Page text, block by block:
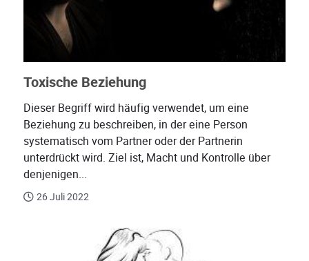
Toxische Beziehung
Dieser Begriff wird häufig verwendet, um eine
Beziehung zu beschreiben, in der eine Person
systematisch vom Partner oder der Partnerin
unterdrückt wird. Ziel ist, Macht und Kontrolle über
denjenigen...
26 Juli 2022